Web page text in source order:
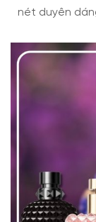
nét duyên
chính là điểm
riêng. Trong